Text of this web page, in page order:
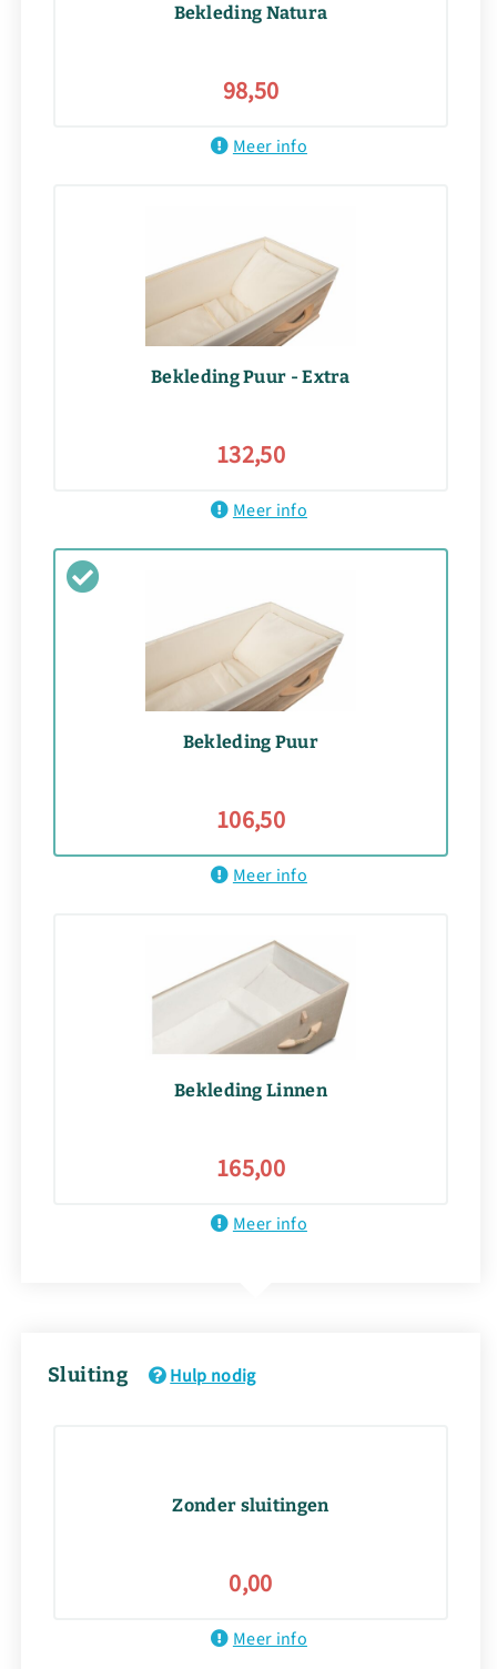
Bekleding Natura
98,50
Meer info
Bekleding Puur - Extra
132,50
Meer info
Bekleding Puur
106,50
Meer info
Bekleding Linnen
165,00
Meer info
Sluiting Hulp nodig
Zonder sluitingen
0,00
Meer info